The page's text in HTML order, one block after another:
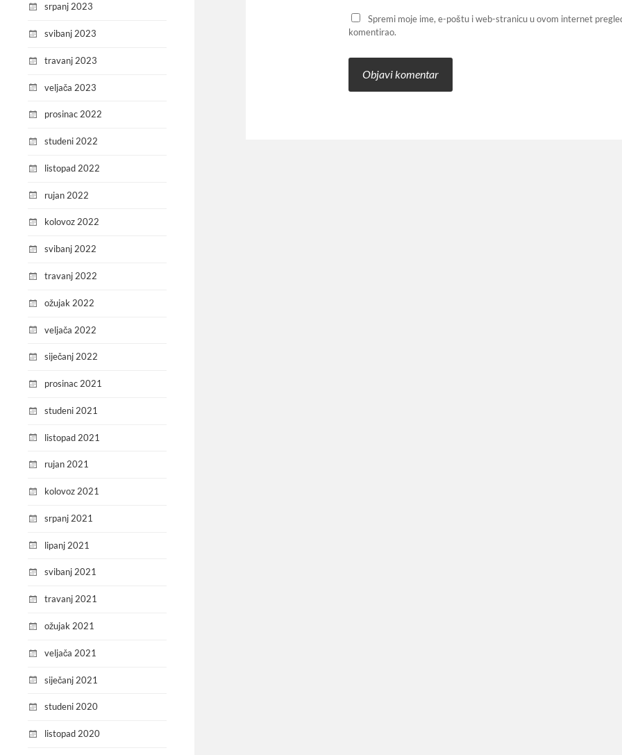
srpanj 2023
svibanj 2023
travanj 2023
veljača 2023
prosinac 2022
studeni 2022
listopad 2022
rujan 2022
kolovoz 2022
svibanj 2022
travanj 2022
ožujak 2022
veljača 2022
siječanj 2022
prosinac 2021
studeni 2021
listopad 2021
rujan 2021
kolovoz 2021
srpanj 2021
lipanj 2021
svibanj 2021
travanj 2021
ožujak 2021
veljača 2021
siječanj 2021
studeni 2020
listopad 2020
Spremi moje ime, e-poštu i web-stranicu u ovom internet
komentirao.